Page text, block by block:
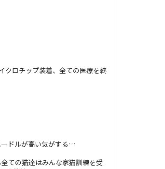
ロチップ装着、全ての医療を終
ドルが高い気がする…
ての猫達はみんな家猫訓練を受